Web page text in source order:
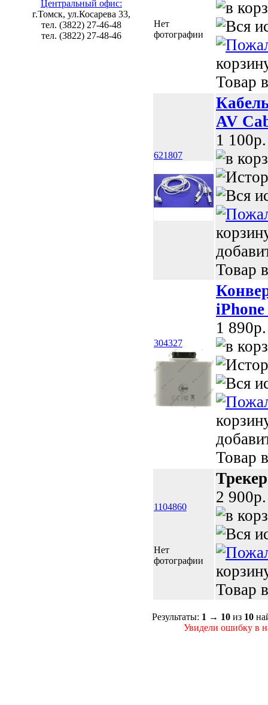
Центральный офис:
г.Томск, ул.Косарева 33,
тел. (3822) 27-46-48
тел. (3822) 27-48-46
Нет
фотографии
Товар
621807
AV
1 100p.
Товар
304327
1 890p.
Товар
1104860
Нет
фотографии
2 900p.
Товар
Результаты: 1 → 10 из 10
Увидели ошибку в